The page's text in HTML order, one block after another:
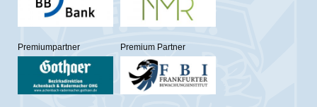
Premiumpartner Premium Partner